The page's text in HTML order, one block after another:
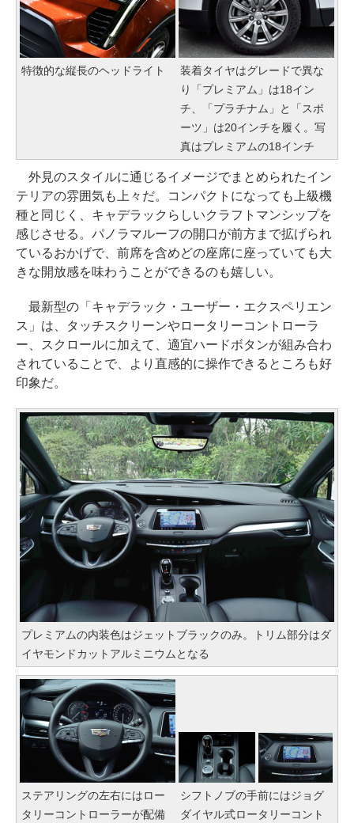
特徴的な縦長のヘッドライト
装着タイヤはグレードで異な
り「プレミアム」は18イン
チ、「プラチナム」と「スポ
ーツ」は20インチを履く。写
真はプレミアムの18インチ
外見のスタイルに通じるイメージでまとめられたイン
テリアの雰囲気も上々だ。コンパクトになっても上級機
種と同じく、キャデラックらしいクラフトマンシップを
感じさせる。パノラマルーフの開口が前方まで拡げられ
ているおかげで、前席を含めどの座席に座っていても大
きな開放感を味わうことができるのも嬉しい。
最新型の「キャデラック・ユーザー・エクスペリエン
ス」は、タッチスクリーンやロータリーコントローラ
ー、スクロールに加えて、適宜ハードボタンが組み合わ
されていることで、より直感的に操作できるところも好
印象だ。
プレミアムの内装色はジェットブラックのみ。トリム部分はダ
イヤモンドカットアルミニウムとなる
ステアリングの左右にはロー
タリーコントローラーが配備
シフトノブの手前にはジョグ
ダイヤル式ロータリーコント